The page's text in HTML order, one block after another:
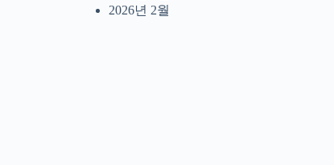
2026년 2월